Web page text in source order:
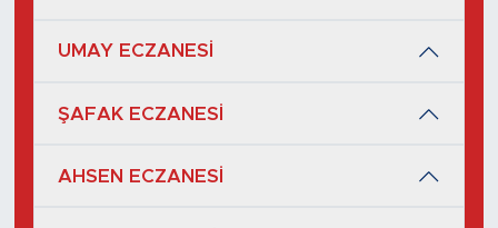
UMAY ECZANESİ
ŞAFAK ECZANESİ
AHSEN ECZANESİ